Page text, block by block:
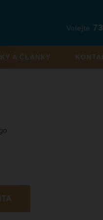
Volejte
A ČLÁNKY